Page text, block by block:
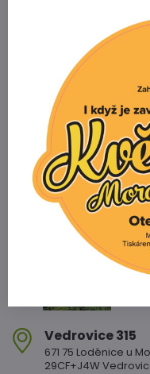
+420 731 103 985
Prodejna
+420 607 042 662
Email
Zahradnictví
Vedrovice 315
671 75 Loděnice u
29CF+J4W